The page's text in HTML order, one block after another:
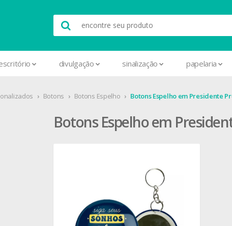
divulgação sinalização papelaria
Botons Botons Espelho Botons Espelho em Presidente
Botons Espelho em